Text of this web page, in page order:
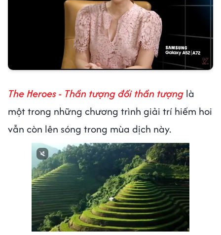
The Heroes - Thần tượng đối thần tượng là
một trong những chương trình giải trí hiếm hoi
vẫn còn lên sóng trong mùa dịch này.